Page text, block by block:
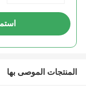
المنتجات الموصى بها